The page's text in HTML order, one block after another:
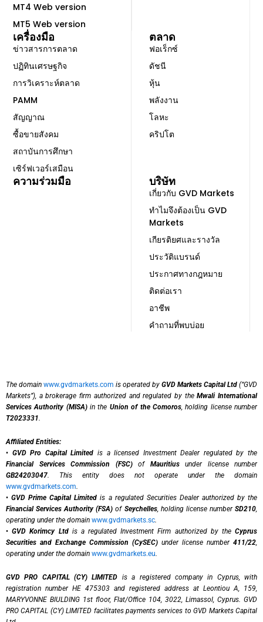
MT4 Web version
MT5 Web version
ตลาด
ฟอเร็กซ์
ดัชนี
หุ้น
พลังงาน
โลหะ
คริปโต
เครื่องมือ
ข่าวสารการตลาด
ปฏิทินเศรษฐกิจ
การวิเคราะห์ตลาด
PAMM
สัญญาณ
ซื้อขายสังคม
สถาบันการศึกษา
เซิร์ฟเวอร์เสมือน
บริษัท
เกี่ยวกับ GVD Markets
ทำไมจึงต้องเป็น GVD
Markets
เกียรติยศและรางวัล
ประวัติแบรนด์
ประกาศทางกฎหมาย
ติดต่อเรา
อาชีพ
คำถามที่พบบ่อย
ความร่วมมือ
The domain www.gvdmarkets.com is operated by GVD Markets Capital Ltd (“GVD
Markets”), a brokerage firm authorized and regulated by theMwali International
Services Authority (MISA)in the Union of the Comoros, holding license number
T2023331.
Affiliated Entities:
• GVD Pro Capital Limited is a licensed Investment Dealer regulated by the
Financial Services Commission (FSC)of Mauritiusunder license number
GB24203047. This entity does not operate under the domain
www.gvdmarkets.com.
•GVD Prime Capital Limited is a regulated Securities Dealer authorized by the
Financial Services Authority (FSA) of Seychelles, holding license numberSD210,
operating under the domain www.gvdmarkets.sc.
•GVD Korimcy Ltdis a regulated Investment Firm authorized by theCyprus
Securities and Exchange Commission (CySEC) under license number 411/22,
operating under the domain www.gvdmarkets.eu.
GVD PRO CAPITAL (CY) LIMITED is a registered company in Cyprus, with
registration number HE 475303 and registered address at Leontiou A, 159,
MARYVONNE BIULDING 1st floor, Flat/Office 104, 3022, Limassol, Cyprus. GVD
PRO CAPITAL (CY) LIMITED facilitates payments services to GVD Markets Capital